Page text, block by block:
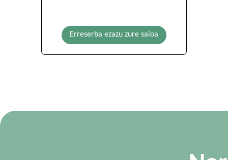
Erreserba ezazu zure saioa